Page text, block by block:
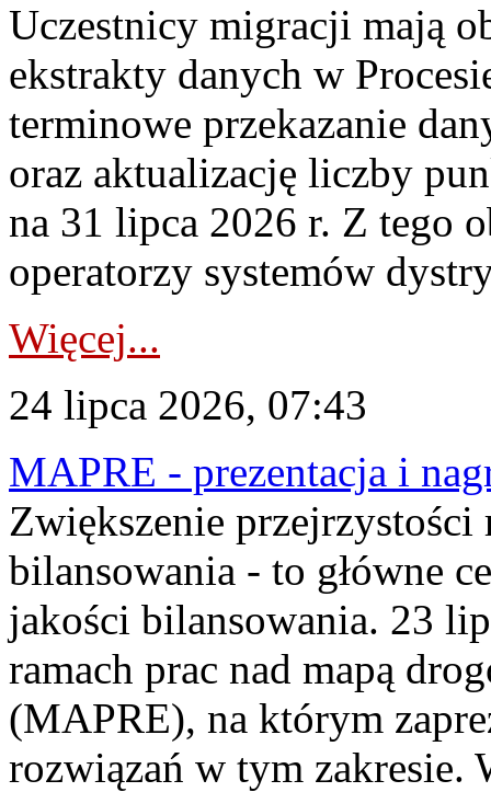
Uczestnicy migracji mają
ekstrakty danych w
terminowe przekazanie
oraz aktualizację liczby
na 31 lipca 2026 r. Z tego
operatorzy systemów
Więcej...
24 lipca 2026, 07:43
MAPRE - prezentacja i
Zwiększenie
bilansowania - to główne
jakości bilansowania. 23
ramach prac nad mapą
(MAPRE), na którym
rozwiązań w tym zakresie.